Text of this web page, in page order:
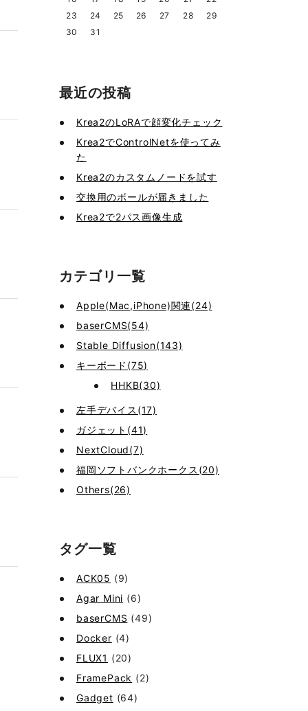
23
24 25 26 27 28
29
30
31
最近の投稿
Krea2のLoRAで顔変化チェック
Krea2でControlNetを使ってみ
た
Krea2のカスタムノードを試す
交換用のボールが届きました
Krea2で2パス画像生成
カテゴリ一覧
Apple(Mac,iPhone)関連(24)
baserCMS(54)
Stable Diffusion(143)
キーボード(75)
HHKB(30)
左手デバイス(17)
ガジェット(41)
NextCloud(7)
福岡ソフトバンクホークス(20)
Others(26)
タグ一覧
ACK05 (9)
Agar Mini (6)
baserCMS (49)
Docker (4)
FLUX1 (20)
FramePack (2)
Gadget (64)